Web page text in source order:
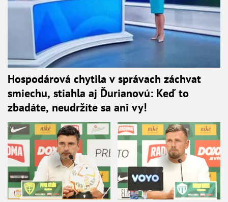
Hospodárová chytila v správach záchvat
smiechu, stiahla aj Ďurianovú: Keď to
zbadáte, neudržíte sa ani vy!